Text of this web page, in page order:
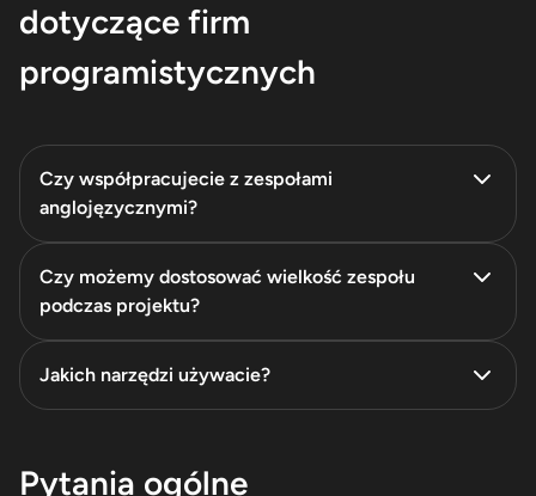
dotyczące firm
programistycznych
Czy współpracujecie z zespołami
anglojęzycznymi?
Czy możemy dostosować wielkość zespołu
podczas projektu?
Jakich narzędzi używacie?
Pytania ogólne